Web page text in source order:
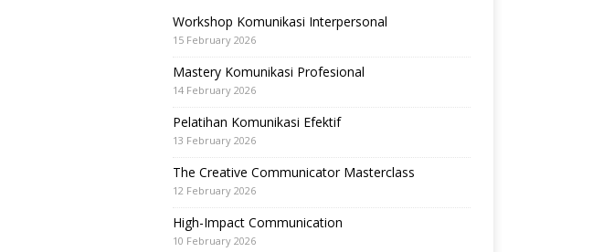
Workshop Komunikasi Interpersonal
15 February 2026
Mastery Komunikasi Profesional
14 February 2026
Pelatihan Komunikasi Efektif
13 February 2026
The Creative Communicator Masterclass
12 February 2026
High-Impact Communication
10 February 2026